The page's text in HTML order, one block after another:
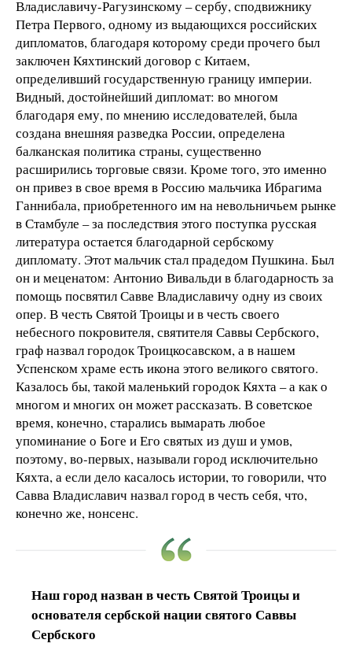
Владиславичу-Рагузинскому – сербу, сподвижнику
Петра Первого, одному из выдающихся российских
дипломатов, благодаря которому среди прочего был
заключен Кяхтинский договор с Китаем,
определивший государственную границу империи.
Видный, достойнейший дипломат: во многом
благодаря ему, по мнению исследователей, была
создана внешняя разведка России, определена
балканская политика страны, существенно
расширились торговые связи. Кроме того, это именно
он привез в свое время в Россию мальчика Ибрагима
Ганнибала, приобретенного им на невольничьем рынке
в Стамбуле – за последствия этого поступка русская
литература остается благодарной сербскому
дипломату. Этот мальчик стал прадедом Пушкина. Был
он и меценатом: Антонио Вивальди в благодарность за
помощь посвятил Савве Владиславичу одну из своих
опер. В честь Святой Троицы и в честь своего
небесного покровителя, святителя Саввы Сербского,
граф назвал городок Троицкосавском, а в нашем
Успенском храме есть икона этого великого святого.
Казалось бы, такой маленький городок Кяхта – а как о
многом и многих он может рассказать. В советское
время, конечно, старались вымарать любое
упоминание о Боге и Его святых из душ и умов,
поэтому, во-первых, называли город исключительно
Кяхта, а если дело касалось истории, то говорили, что
Савва Владиславич назвал город в честь себя, что,
конечно же, нонсенс.
Наш город назван в честь Святой Троицы и
основателя сербской нации святого Саввы
Сербского